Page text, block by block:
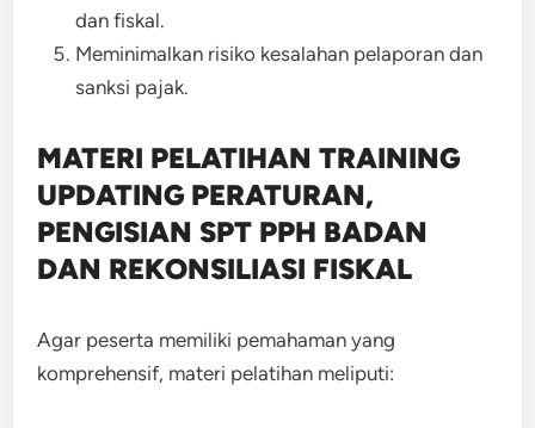
dan fiskal.
Meminimalkan risiko kesalahan pelaporan dan
sanksi pajak.
MATERI PELATIHAN TRAINING
UPDATING PERATURAN,
PENGISIAN SPT PPH BADAN
DAN REKONSILIASI FISKAL
Agar peserta memiliki pemahaman yang
komprehensif, materi pelatihan meliputi: